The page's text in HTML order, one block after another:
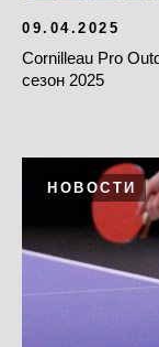
09.04.2025
Cornilleau Pro
сезон 2025
НОВОСТИ